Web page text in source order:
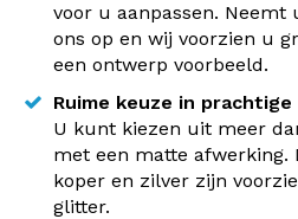
voor u aanpassen.
ons op en wij voorzien u
een ontwerp voorbeeld.
Ruime keuze in
U kunt kiezen uit meer
met een matte afwerking.
koper en zilver zijn
glitter.